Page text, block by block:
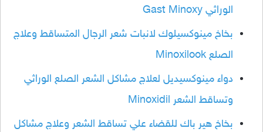
الوراثي Gast Minoxy
بخاخ مينوكسيلوك لانبات شعر الرجال المتساقط وعلاج
الصلع Minoxilook
دواء مينوكسيديل لعلاج مشاكل الشعر الصلع الوراثي
وتساقط الشعر Minoxidil
بخاخ هير باك للقضاء علي تساقط الشعر وعلاج مشاكل